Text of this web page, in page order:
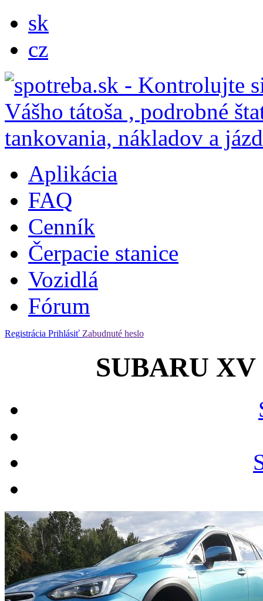
sk
cz
Aplikácia
FAQ
Cenník
Čerpacie stanice
Vozidlá
Fórum
Registrácia Prihlásiť Zabudnuté heslo
SUBARU